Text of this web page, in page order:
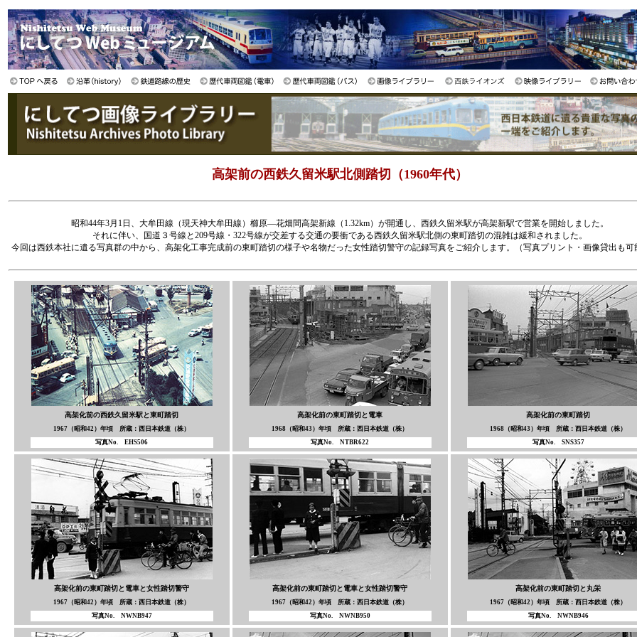
高架前の西鉄久留米駅北側踏切（1960年代）
昭和44年3月1日、大牟田線（現天神大牟田線）櫛原—花畑間高架新線（1.32km）が開通し、西鉄久留米駅が高架新駅で営業を開始しました。
それに伴い、国道３号線と209号線・322号線が交差する交通の要衝である西鉄久留米駅北側の東町踏切の混雑は緩和されました。
今回は西鉄本社に遺る写真群の中から、高架化工事完成前の東町踏切の様子や名物だった女性踏切警守の記録写真をご紹介します。（写真プリント・画像貸出も可
高架化前の西鉄久留米駅と東町踏切
1967（昭和42）年頃 所蔵：西日本鉄道（株）
写真No. EHS506
高架化前の東町踏切と電車
1968（昭和43）年頃 所蔵：西日本鉄道（株）
写真No. NTBR622
高架化前の東町踏切
1968（昭和43）年頃 所蔵：西日本鉄道（株）
写真No. SNS357
高架化前の東町踏切と電車と女性踏切警守
1967（昭和42）年頃 所蔵：西日本鉄道（株）
写真No. NWNB947
高架化前の東町踏切と電車と女性踏切警守
1967（昭和42）年頃 所蔵：西日本鉄道（株）
写真No. NWNB950
高架化前の東町踏切と丸栄
1967（昭和42）年頃 所蔵：西日本鉄道（株）
写真No. NWNB946